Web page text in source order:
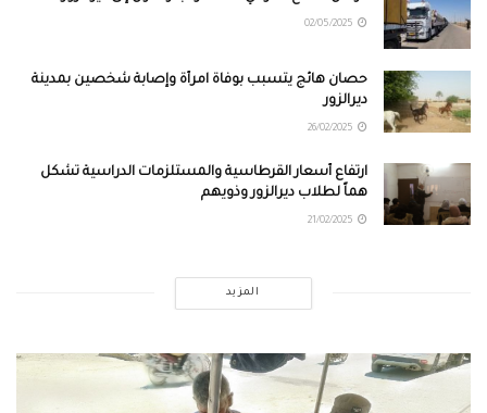
حصان هائج يتسبب بوفاة امرأة وإصابة شخصين بمدينة
ديرالزور
ارتفاع أسعار القرطاسية والمستلزمات الدراسية تشكل
هماً لطلاب ديرالزور وذويهم
المزيد